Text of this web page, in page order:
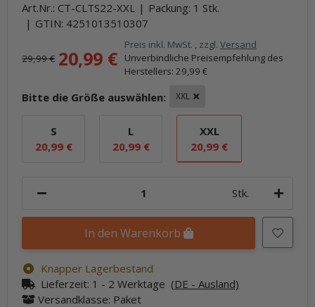
Art.Nr.: CT-CLTS22-XXL
Packung: 1 Stk.
GTIN: 4251013510307
29,99 € 20,99 €
Preis inkl. MwSt. , zzgl. Versand
Unverbindliche Preisempfehlung des
Herstellers: 29,99 €
Bitte die Größe auswählen: XXL
S
S
20,99 €
L
L
20,99 €
XXL
XXL
20,99 €
Stk.
In den Warenkorb
Knapper Lagerbestand
Lieferzeit: 1 - 2 Werktage (DE - Ausland)
Versandklasse: Paket